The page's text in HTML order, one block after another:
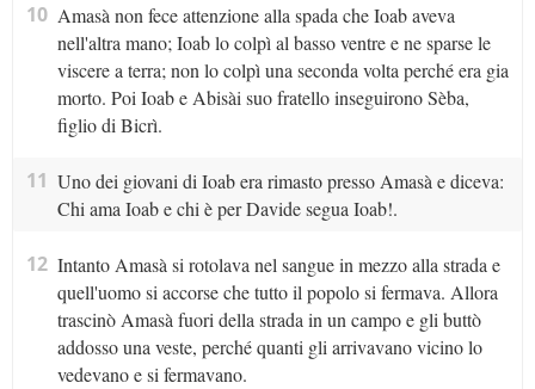
10 Amasà non fece attenzione alla spada che Ioab aveva
nell'altra mano; Ioab lo colpì al basso ventre e ne sparse le
viscere a terra; non lo colpì una seconda volta perché era gia
morto. Poi Ioab e Abisài suo fratello inseguirono Sèba,
figlio di Bicrì.
11 Uno dei giovani di Ioab era rimasto presso Amasà e diceva:
Chi ama Ioab e chi è per Davide segua Ioab!.
12 Intanto Amasà si rotolava nel sangue in mezzo alla strada e
quell'uomo si accorse che tutto il popolo si fermava. Allora
trascinò Amasà fuori della strada in un campo e gli buttò
addosso una veste, perché quanti gli arrivavano vicino lo
vedevano e si fermavano.